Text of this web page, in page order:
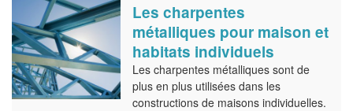
Les charpentes
métalliques pour maison et
habitats individuels
Les charpentes métalliques sont de
plus en plus utilisées dans les
constructions de maisons individuelles.